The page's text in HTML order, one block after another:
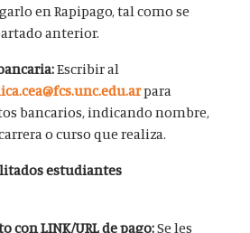
en Rapipago, tal como se
anterior.
Escribir al
para
bancarios, indicando nombre,
o curso que realiza.
estudiantes
con LINK/URL de pago:Se les